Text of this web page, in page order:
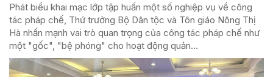
Phát biểu khai mạc lớp tập huấn một số nghiệp vụ về công
tác pháp chế, Thứ trưởng Bộ Dân tộc và Tôn giáo Nông Thị
Hà nhấn mạnh vai trò quan trọng của công tác pháp chế như
một "gốc", "bệ phóng" cho hoạt động quản...